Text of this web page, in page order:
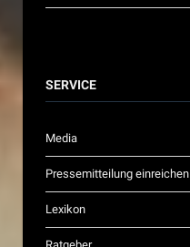
SERVICE
Media
Pressemitteilung einreichen
Lexikon
Ratgeber